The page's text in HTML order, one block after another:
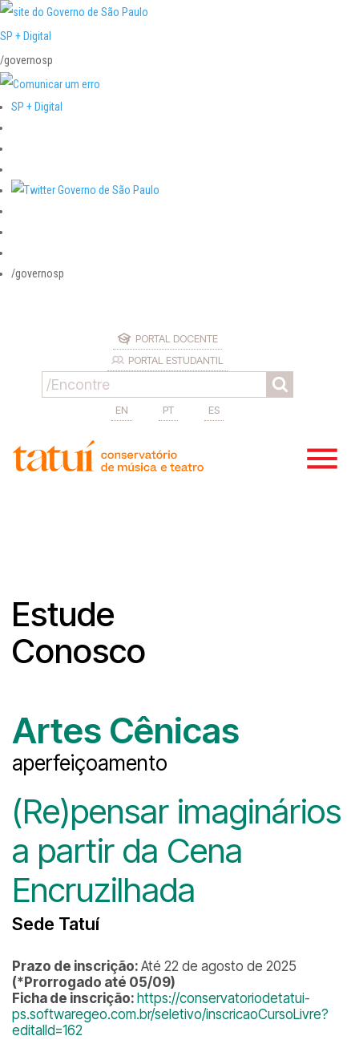
SP + Digital
/governosp
SP + Digital
/governosp
PORTAL DOCENTE
PORTAL ESTUDANTIL
EN PT ES
Estude
Conosco
Artes Cênicas
aperfeiçoamento
(Re)pensar imaginários
a partir da Cena
Encruzilhada
Sede Tatuí
Prazo de inscrição: Até 22 de agosto de 2025
(*Prorrogado até 05/09)
Ficha de inscrição: https://conservatoriodetatui-
ps.softwaregeo.com.br/seletivo/inscricaoCursoLivre?
editalId=162